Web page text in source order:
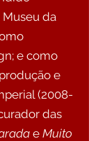
Museu da
e como
e
(2008-
das
e Muito